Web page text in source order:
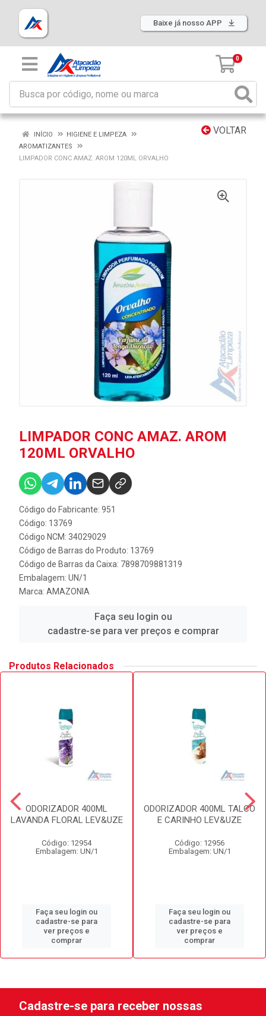
Baixe já nosso APP
0
VOLTAR
INÍCIO
HIGIENE E LIMPEZA
AROMATIZANTES
LIMPADOR CONC AMAZ. AROM 120ML ORVALHO
LIMPADOR CONC AMAZ. AROM
120ML ORVALHO
Código do Fabricante: 951
Código: 13769
Código NCM: 34029029
Código de Barras do Produto: 13769
Código de Barras da Caixa: 7898709881319
Embalagem: UN/1
Marca: AMAZONIA
Faça seu login ou
cadastre-se para ver preços e comprar
Produtos Relacionados
ODORIZADOR 400ML
LAVANDA FLORAL LEV&UZE
Código: 12954
Embalagem: UN/1
Faça seu login ou
cadastre-se para
ver preços e
comprar
ODORIZADOR 400ML TALCO
E CARINHO LEV&UZE
Código: 12956
Embalagem: UN/1
Faça seu login ou
cadastre-se para
ver preços e
comprar
Cadastre-se para receber nossas